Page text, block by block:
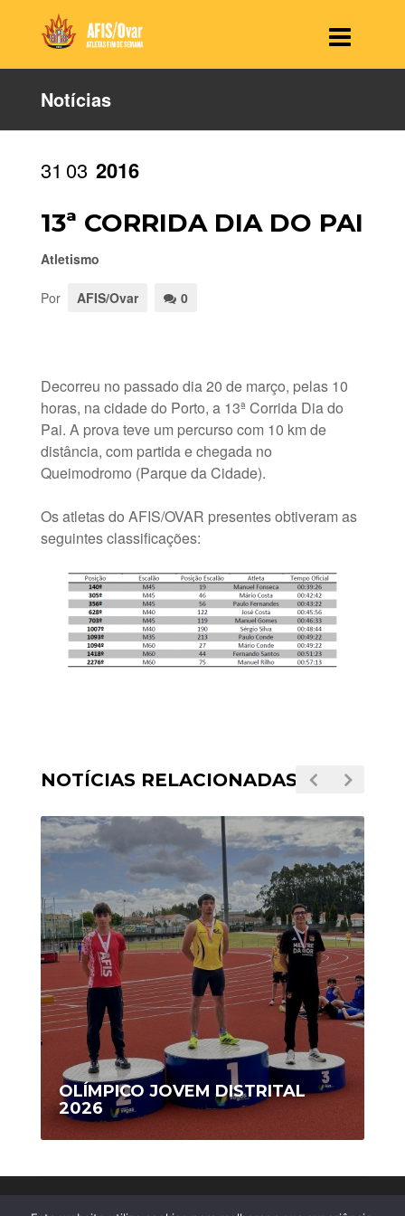
Notícias
31 03 2016
13ª CORRIDA DIA DO PAI
Atletismo
Por AFIS/Ovar 0
Decorreu no passado dia 20 de março, pelas 10
horas, na cidade do Porto, a 13ª Corrida Dia do
Pai. A prova teve um percurso com 10 km de
distância, com partida e chegada no
Queimodromo (Parque da Cidade).
Os atletas do AFIS/OVAR presentes obtiveram as
seguintes classificações:
NOTÍCIAS RELACIONADAS
OLÍMPICO JOVEM DISTRITAL
2026